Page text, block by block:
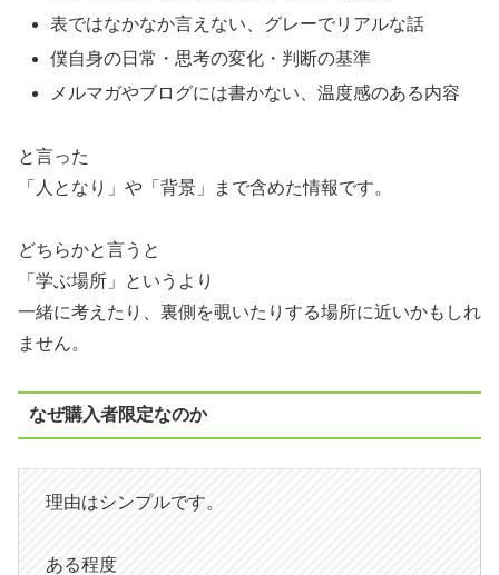
表ではなかなか言えない、グレーでリアルな話
僕自身の日常・思考の変化・判断の基準
メルマガやブログには書かない、温度感のある内容
と言った
「人となり」や「背景」まで含めた情報です。
どちらかと言うと
「学ぶ場所」というより
一緒に考えたり、裏側を覗いたりする場所に近いかもしれ
ません。
なぜ購入者限定なのか
理由はシンプルです。
ある程度